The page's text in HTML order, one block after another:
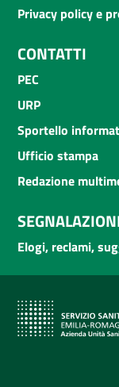
Privacy policy e
CONTATTI
PEC
URP
Sportello
Ufficio stampa
Redazione
Elogi, reclami,